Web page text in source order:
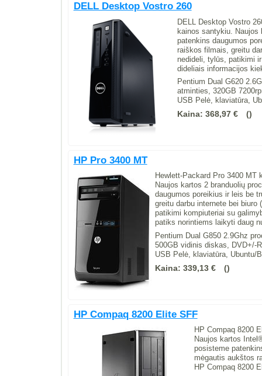
DELL Desktop Vostro 260
DELL Desktop Vostro
kainos santykiu. Naujos
patenkins daugumos
raiškos filmais, greitu
nedideli, tylūs, patikimi
dideliais informacijos
Pentium Dual G620
atminties, 320GB
USB Pelė, klaviatūra,
Kaina: 368,97 €
HP Pro 3400 MT
Hewlett-Packard Pro 3400 MT
Naujos kartos 2 branduolių
daugumos poreikius ir leis be
greitu darbu internete bei
patikimi kompiuteriai su
patiks norintiems laikyti daug
Pentium Dual G850 2.9Ghz
500GB vidinis diskas, DVD+/-
USB Pelė, klaviatūra, Ubuntu/
Kaina: 339,13 €
HP Compaq 8200 Elite SFF
HP Compaq 8200
Naujos kartos
posisteme
mėgautis aukštos
HP Compaq 8200